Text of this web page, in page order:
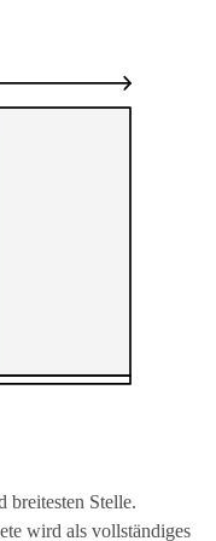
breitesten Stelle.
wird als vollständiges